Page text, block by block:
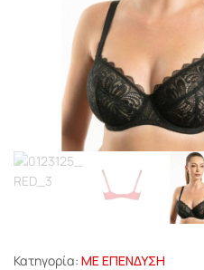
Κατηγορία: ΜΕ ΕΠΕΝΔΥΣΗ